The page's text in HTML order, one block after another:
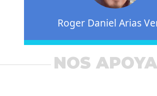
Roger Daniel Arias
NOS